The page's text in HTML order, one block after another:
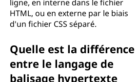
ligne, en interne dans le fichier
HTML, ou en externe par le biais
d'un fichier CSS séparé.
Quelle est la différence
entre le langage de
balisage hypertexte